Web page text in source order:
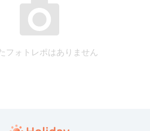
フォトレポはありません